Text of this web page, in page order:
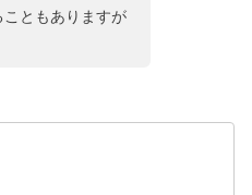
ともありますが